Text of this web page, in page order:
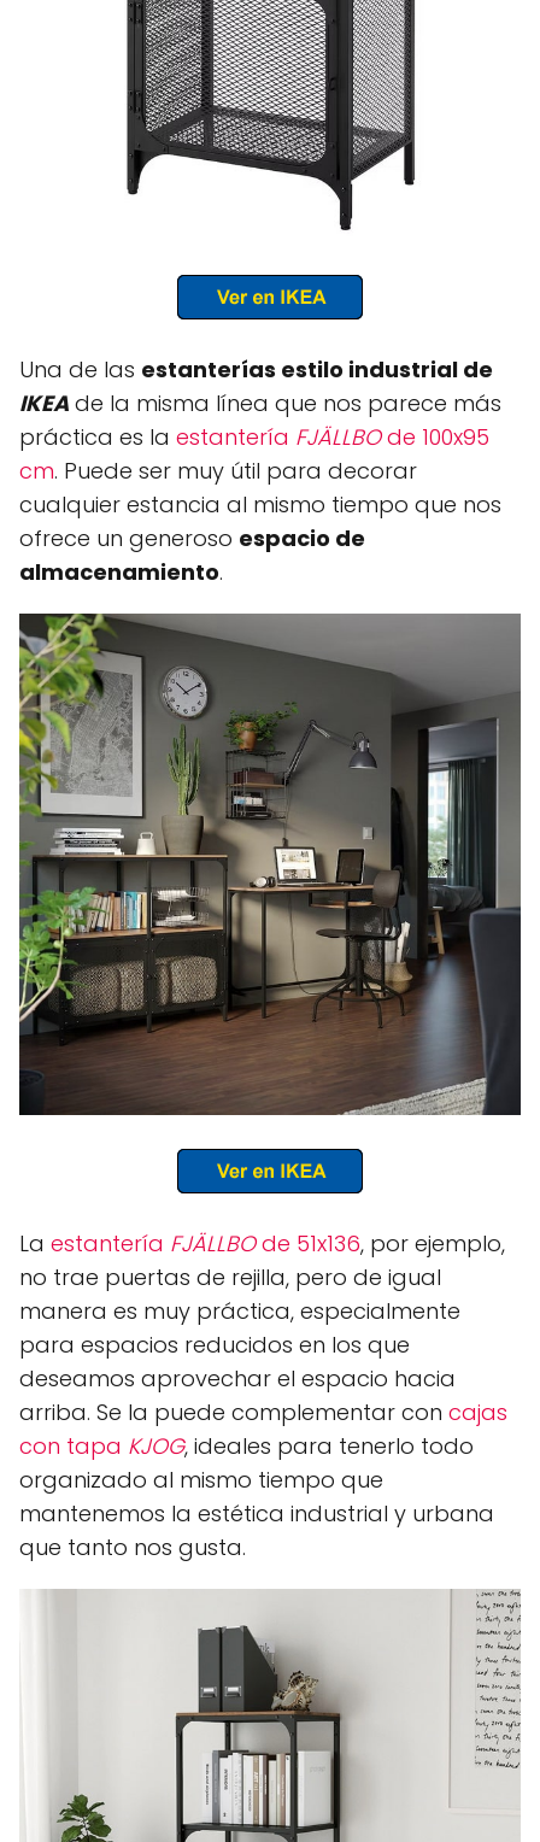
Una de las estanterías estilo industrial de
IKEA de la misma línea que nos parece más
práctica es la estantería FJÄLLBOde 100x95
cm. Puede ser muy útil para decorar
cualquier estancia al mismo tiempo que nos
ofrece un generoso espacio de
almacenamiento.
La estantería FJÄLLBOde 51x136, por ejemplo,
no trae puertas de rejilla, pero de igual
manera es muy práctica, especialmente
para espacios reducidos en los que
deseamos aprovechar el espacio hacia
arriba. Se la puede complementar con cajas
con tapa KJOG, ideales para tenerlo todo
organizado al mismo tiempo que
mantenemos la estética industrial y urbana
que tanto nos gusta.